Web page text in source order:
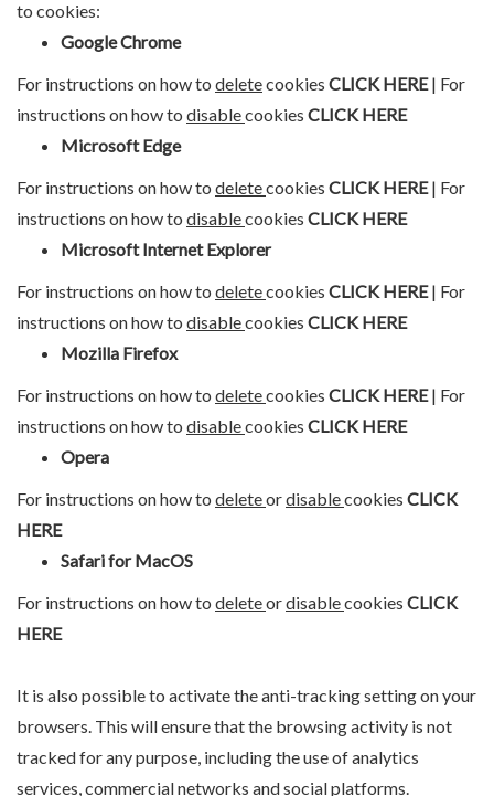
to cookies:
Google Chrome
For instructions on how to deletecookies CLICK HERE| For
instructions on how to disablecookies CLICK HERE
Microsoft Edge
For instructions on how to deletecookies CLICK HERE| For
instructions on how to disablecookies CLICK HERE
Microsoft Internet Explorer
For instructions on how to deletecookies CLICK HERE| For
instructions on how to disablecookies CLICK HERE
Mozilla Firefox
For instructions on how to deletecookies CLICK HERE| For
instructions on how to disablecookies CLICK HERE
Opera
For instructions on how to deleteordisablecookies CLICK
HERE
Safari for MacOS
For instructions on how to deleteordisablecookies CLICK
HERE
It is also possible to activate the anti-tracking setting on your
browsers. This will ensure that the browsing activity is not
tracked for any purpose, including the use of analytics
services, commercial networks and social platforms.